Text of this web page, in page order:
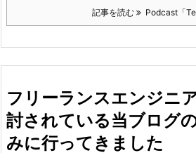
記事を読む Podcast「
フリーランスエンジニ
討されている当ブログ
みに行ってきました